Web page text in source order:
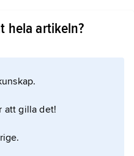
hela artikeln?
att gilla det!